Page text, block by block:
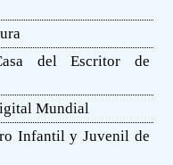
del Escritor de
Mundial
Infantil y Juvenil de